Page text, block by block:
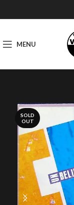
MENU
SOLD
OUT